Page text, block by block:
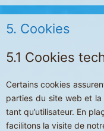
5. Cookies
5.1 Cookies
Certains cookies
parties du site web et
tant qu’utilisateur. En
facilitons la visite de